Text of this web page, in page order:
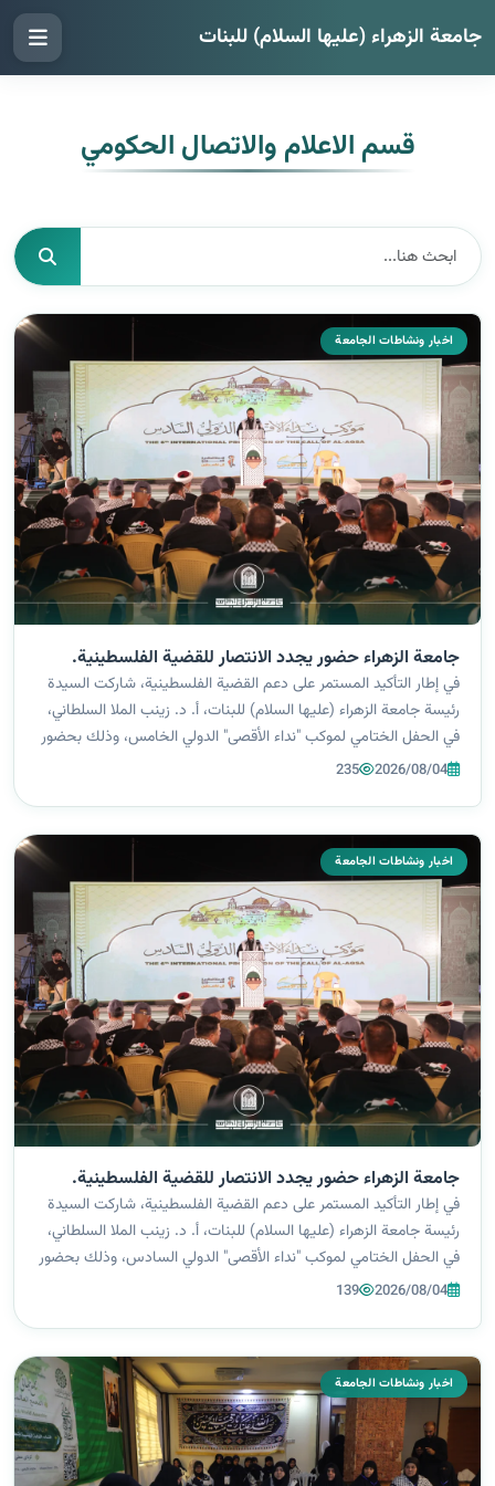
جامعة الزهراء (عليها السلام) للبنات
قسم الاعلام والاتصال الحكومي
اخبار ونشاطات الجامعة
جامعة الزهراء حضور يجدد الانتصار للقضية الفلسطينية.
في إطار التأكيد المستمر على دعم القضية الفلسطينية، شاركت السيدة
رئيسة جامعة الزهراء (عليها السلام) للبنات، أ. د. زينب الملا السلطاني،
في الحفل الختامي لموكب "نداء الأقصى" الدولي الخامس، وذلك بحضور
واسع ضم شخصيات رسمية، وأكاديمية، وثقافية، إلى جانب نخب دينية
2026/08/04
235
اخبار ونشاطات الجامعة
جامعة الزهراء حضور يجدد الانتصار للقضية الفلسطينية.
في إطار التأكيد المستمر على دعم القضية الفلسطينية، شاركت السيدة
رئيسة جامعة الزهراء (عليها السلام) للبنات، أ. د. زينب الملا السلطاني،
في الحفل الختامي لموكب "نداء الأقصى" الدولي السادس، وذلك بحضور
واسع ضم شخصيات رسمية، وأكاديمية، وثقافية، إلى جانب نخب دينية
2026/08/04
139
اخبار ونشاطات الجامعة